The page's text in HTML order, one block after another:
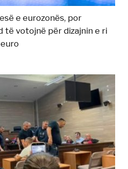
e eurozonës, por
të votojnë për dizajnin e ri